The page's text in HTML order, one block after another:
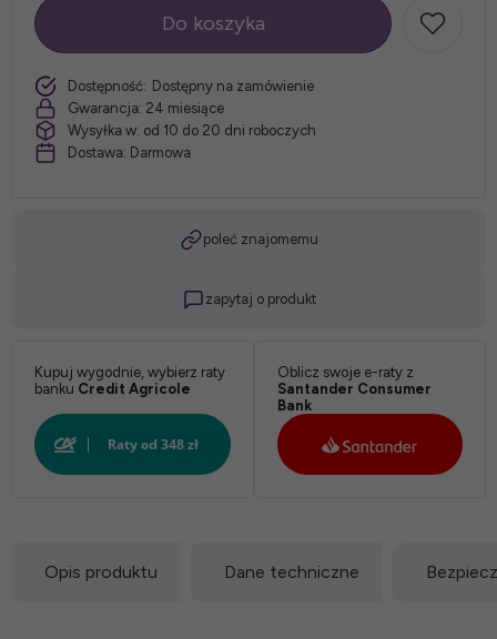
szt.
Do koszyka
Dostępność: Dostępny na zamówienie
Gwarancja: 24 miesiące
Wysyłka w: od 10 do 20 dni roboczych
Dostawa: Darmowa
poleć znajomemu
zapytaj o produkt
Kupuj wygodnie, wybierz raty
banku Credit Agricole
Oblicz swoje e-raty z
Santander Consumer
Bank
Opis produktu Dane techniczne